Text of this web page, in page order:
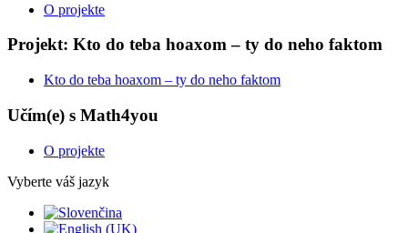
O projekte
Projekt: Kto do teba hoaxom – ty do neho faktom
Kto do teba hoaxom – ty do neho faktom
Učím(e) s Math4you
O projekte
Vyberte váš jazyk